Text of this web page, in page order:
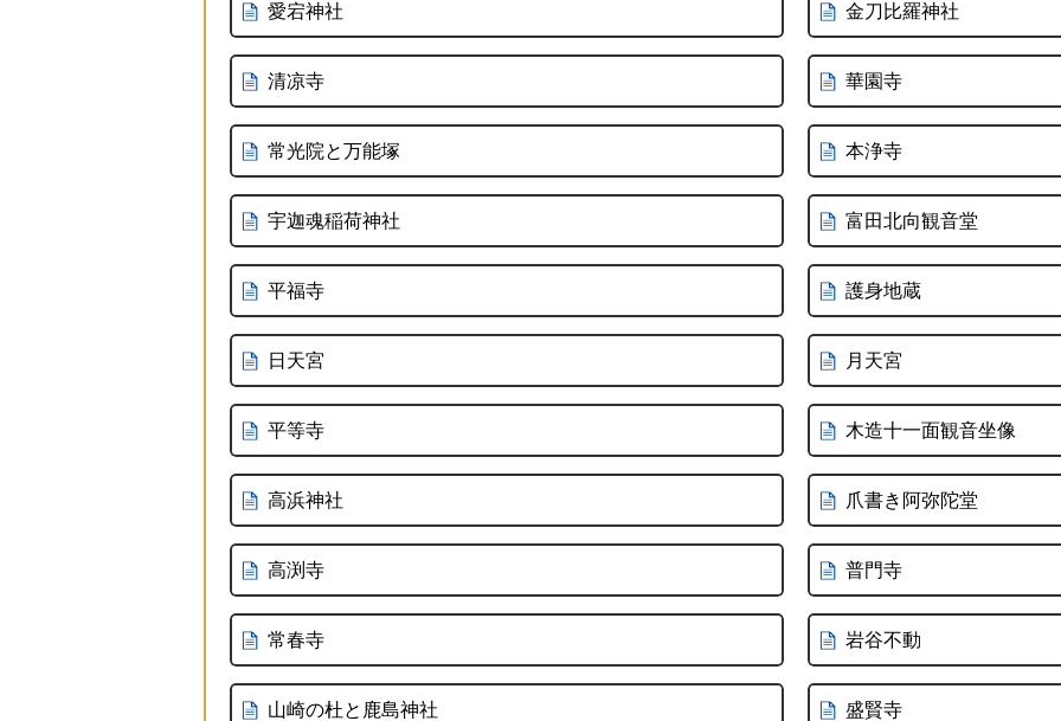
愛宕神社 金刀比羅神社
清凉寺 華園寺
常光院と万能塚 本浄寺
宇迦魂稲荷神社 富田北向観音堂
平福寺 護身地蔵
日天宮 月天宮
平等寺 木造十一面観音坐像
高浜神社 爪書き阿弥陀堂
高渕寺 普門寺
常春寺 岩谷不動
山崎の杜と鹿島神社 盛賢寺